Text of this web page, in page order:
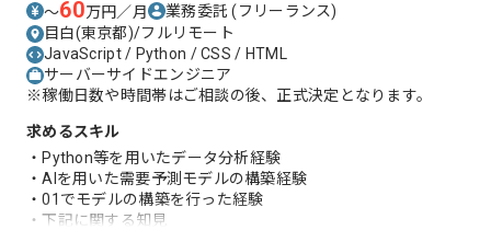
〜60万円／月 業務委託(フリーランス)
目白(東京都)/フルリモート
JavaScript / Python / CSS / HTML
サーバーサイドエンジニア
※稼働日数や時間帯はご相談の後、正式決定となります。
求めるスキル
・Python等を用いたデータ分析経験
・AIを用いた需要予測モデルの構築経験
・01でモデルの構築を行った経験
・下記に関する知見